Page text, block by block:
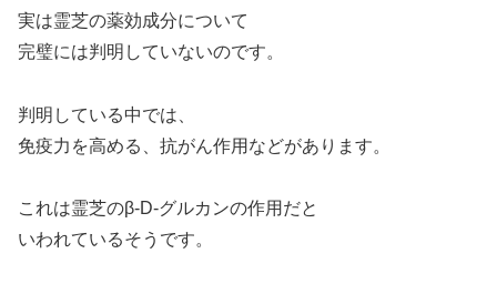
実は霊芝の薬効成分について
完璧には判明していないのです。
判明している中では、
免疫力を高める、抗がん作用などがあります。
これは霊芝のβ-D-グルカンの作用だと
いわれているそうです。